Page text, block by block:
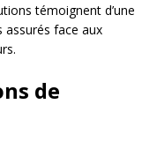
témoignent d’une
face aux
de